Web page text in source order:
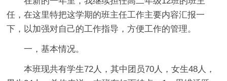
任，在这里特把这学期的班主任工作主要内容汇报一
下，以加强对自己的工作指导，方便工作的管理。
一，基本情况。
本班现共有学生72人，其中团员70人，女生48人，